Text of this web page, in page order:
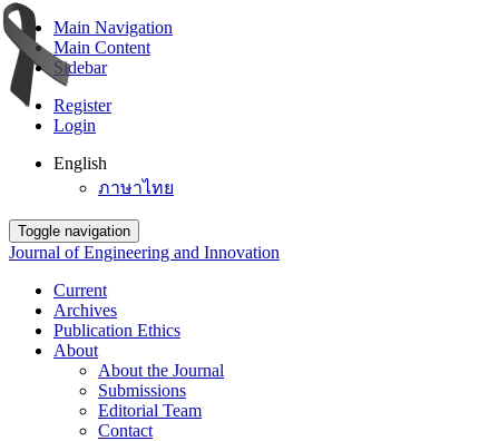
Main Navigation
Main Content
Sidebar
Register
Login
English
ภาษาไทย
Toggle navigation
Journal of Engineering and Innovation
Current
Archives
Publication Ethics
About
About the Journal
Submissions
Editorial Team
Contact